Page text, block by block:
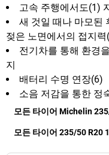
고속 주행에서도(1)
새 것일 때나 마모된
젖은 노면에서의 접지
전기차를 통해 환경
지
배터리 수명 연장(6)
소음 저감을 통한 정
모든 타이어 Michelin
모든 타이어‎ 235/50 R20